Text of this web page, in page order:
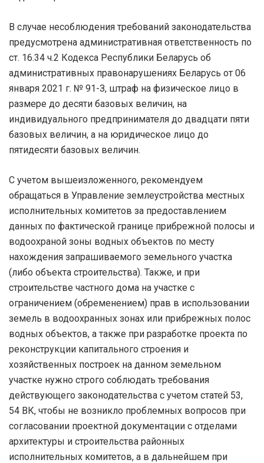
В случае несоблюдения требований законодательства
предусмотрена административная ответственность по
ст. 16.34 ч.2 Кодекса Республики Беларусь об
административных правонарушениях Беларусь от 06
января 2021 г. № 91-З, штраф на физическое лицо в
размере до десяти базовых величин, на
индивидуального предпринимателя до двадцати пяти
базовых величин, а на юридическое лицо до
пятидесяти базовых величин.
С учетом вышеизложенного, рекомендуем
обращаться в Управление землеустройства местных
исполнительных комитетов за предоставлением
данных по фактической границе прибрежной полосы и
водоохраной зоны водных объектов по месту
нахождения запрашиваемого земельного участка
(либо объекта строительства). Также, и при
строительстве частного дома на участке с
ограничением (обременением) прав в использовании
земель в водоохранных зонах или прибрежных полос
водных объектов, а также при разработке проекта по
реконструкции капитального строения и
хозяйственных построек на данном земельном
участке нужно строго соблюдать требования
действующего законодательства с учетом статей 53,
54 ВК, чтобы не возникло проблемных вопросов при
согласовании проектной документации с отделами
архитектуры и строительства районных
исполнительных комитетов, а в дальнейшем при